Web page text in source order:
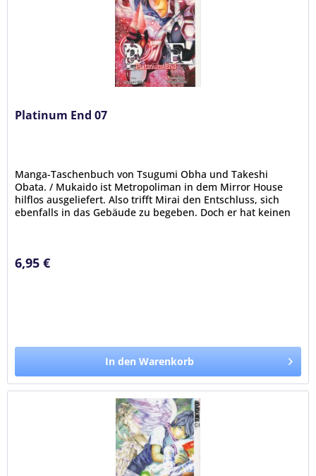
Platinum End 07
Manga-Taschenbuch von Tsugumi Obha und Takeshi
Obata. / Mukaido ist Metropoliman in dem Mirror House
hilflos ausgeliefert. Also trifft Mirai den Entschluss, sich
ebenfalls in das Gebäude zu begeben. Doch er hat keinen
6,95 €
In den Warenkorb